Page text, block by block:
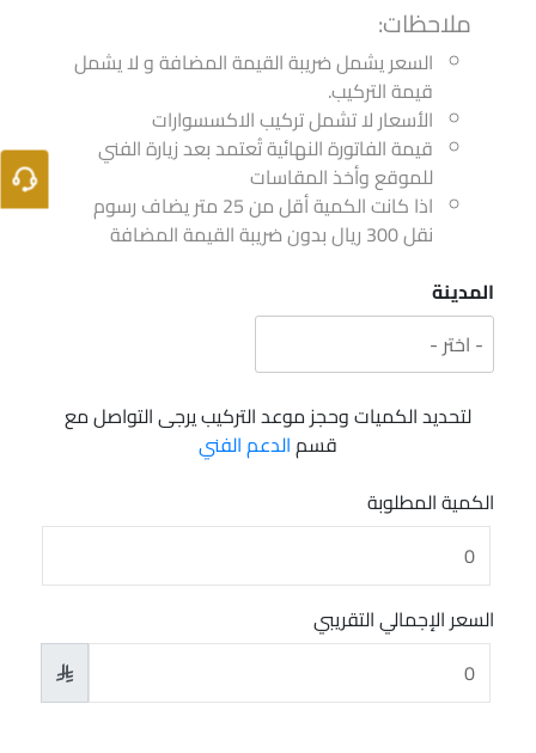
ملاحظات:
السعر يشمل ضريبة القيمة المضافة و لا يشمل
قيمة التركيب.
الأسعار لا تشمل تركيب الاكسسوارات
قيمة الفاتورة النهائية تُعتمد بعد زيارة الفني
للموقع وأخذ المقاسات
اذا كانت الكمية أقل من 25 متر يضاف رسوم
نقل 300 ريال بدون ضريبة القيمة المضافة
المدينة
لتحديد الكميات وحجز موعد التركيب يرجى التواصل مع
قسمالدعم الفني
الكمية المطلوبة
السعر الإجمالي التقريبي
